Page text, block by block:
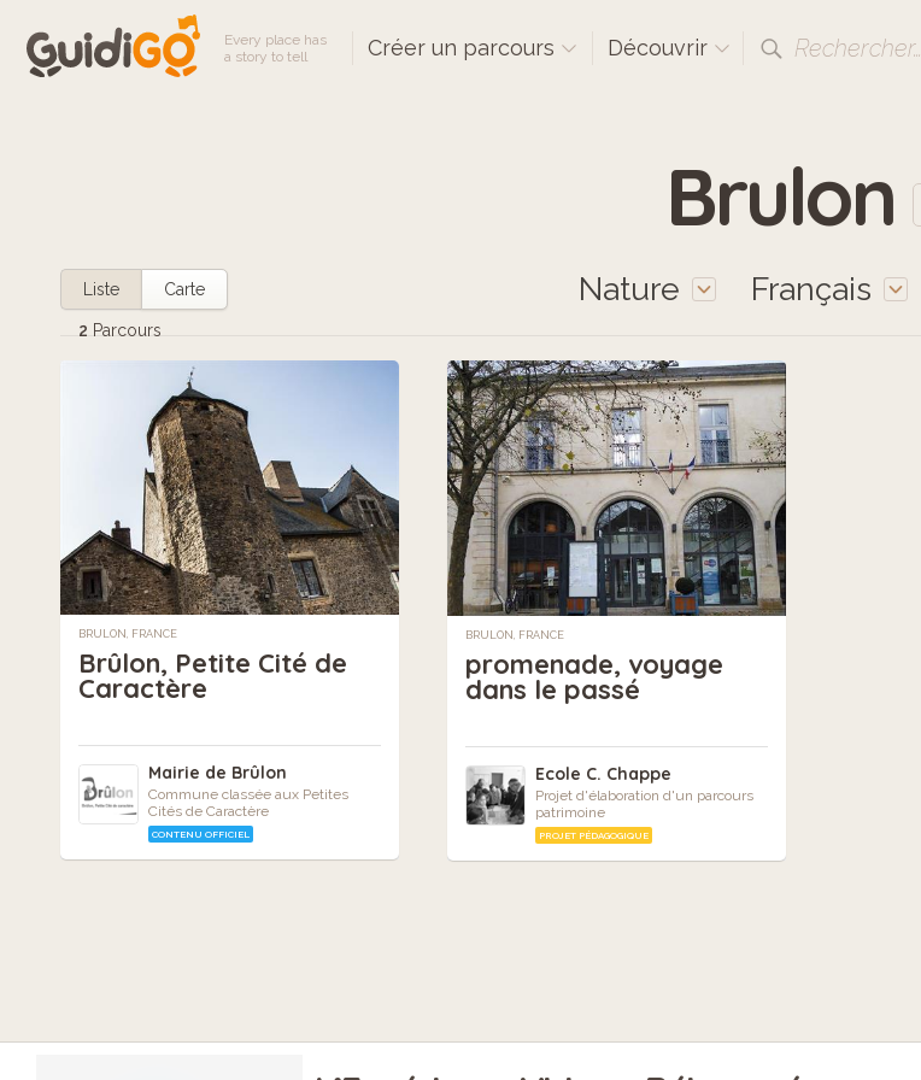
Every place has
a story to tell
Créer un parcours Découvrir Rechercher…
Brulon
Nature Français
Liste Carte
2 Parcours
BRULON, FRANCE
Brûlon, Petite Cité de
Caractère
Mairie de Brûlon
Commune classée aux Petites
Cités de Caractère
CONTENU OFFICIEL
BRULON, FRANCE
promenade, voyage
dans le passé
Ecole C. Chappe
Projet d'élaboration d'un parcours
patrimoine
PROJET PÉDAGOGIQUE